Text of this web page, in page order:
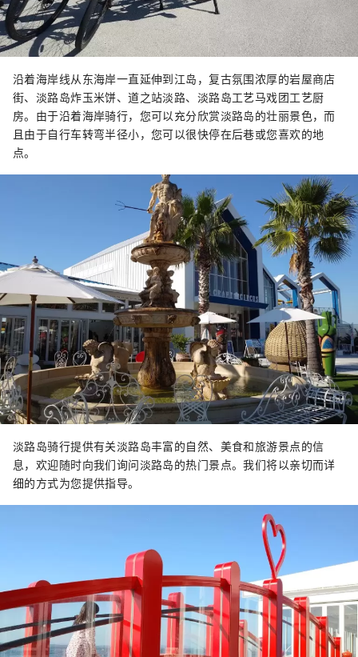
沿着海岸线从东海岸一直延伸到江岛，复古氛围浓厚的岩屋商店
街、淡路岛炸玉米饼、道之站淡路、淡路岛工艺马戏团工艺厨
房。由于沿着海岸骑行，您可以充分欣赏淡路岛的壮丽景色，而
且由于自行车转弯半径小，您可以很快停在后巷或您喜欢的地
点。
淡路岛骑行提供有关淡路岛丰富的自然、美食和旅游景点的信
息，欢迎随时向我们询问淡路岛的热门景点。我们将以亲切而详
细的方式为您提供指导。